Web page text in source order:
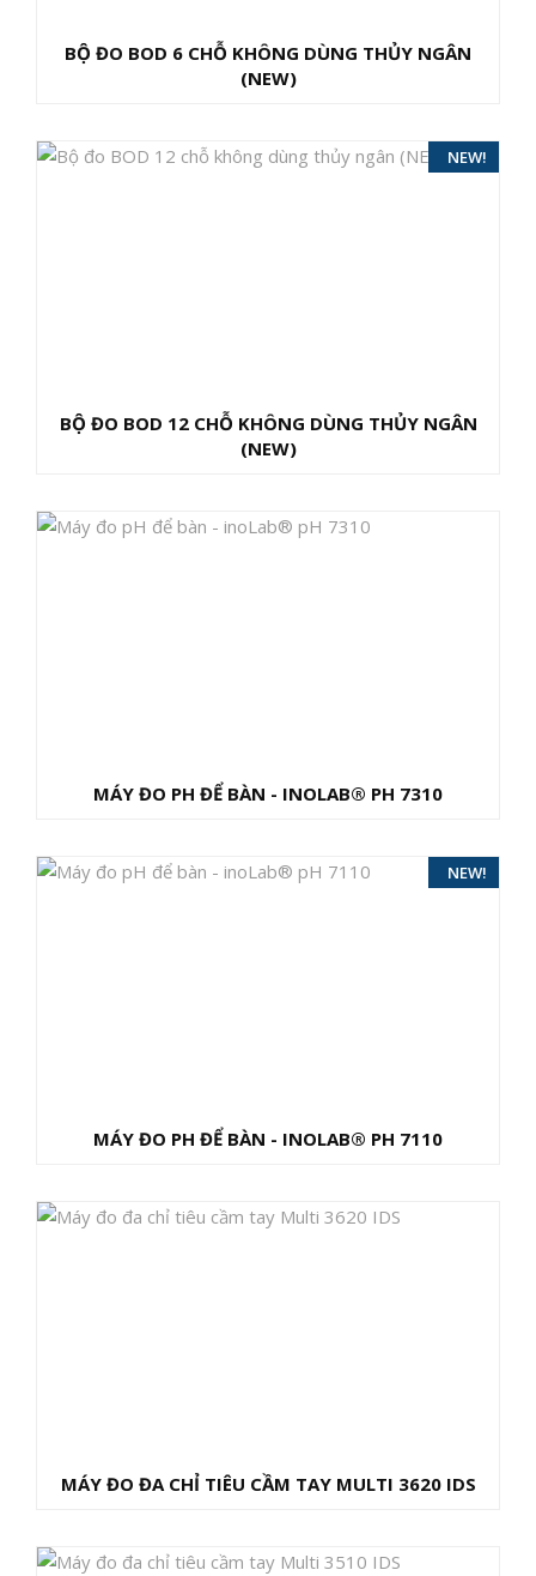
BỘ ĐO BOD 6 CHỖ KHÔNG DÙNG THỦY NGÂN
(NEW)
HOT!
NEW!
BỘ ĐO BOD 12 CHỖ KHÔNG DÙNG THỦY NGÂN
(NEW)
MÁY ĐO PH ĐỂ BÀN - INOLAB® PH 7310
HOT!
NEW!
MÁY ĐO PH ĐỂ BÀN - INOLAB® PH 7110
MÁY ĐO ĐA CHỈ TIÊU CẦM TAY MULTI 3620 IDS